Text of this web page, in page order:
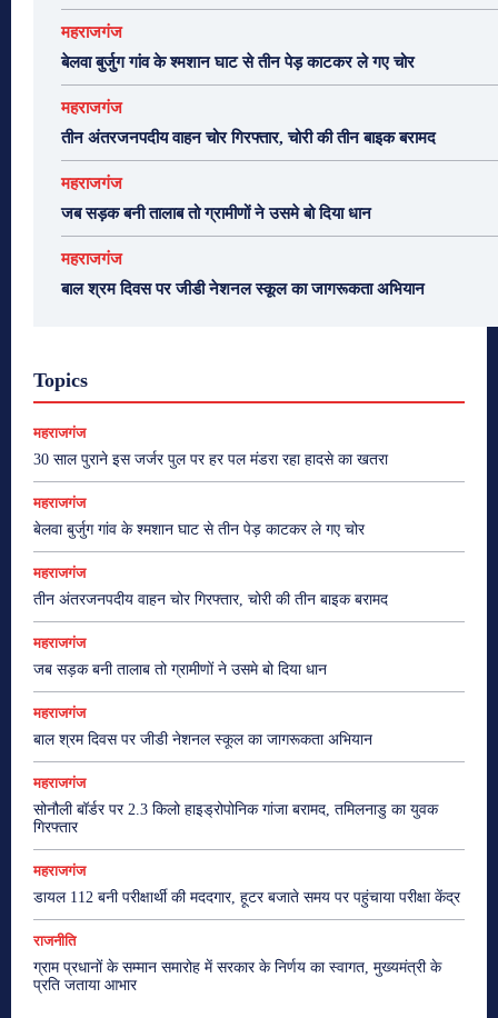
महराजगंज
बेलवा बुर्जुग गांव के श्मशान घाट से तीन पेड़ काटकर ले गए चोर
महराजगंज
तीन अंतरजनपदीय वाहन चोर गिरफ्तार, चोरी की तीन बाइक बरामद
महराजगंज
जब सड़क बनी तालाब तो ग्रामीणों ने उसमे बो दिया धान
महराजगंज
बाल श्रम दिवस पर जीडी नेशनल स्कूल का जागरूकता अभियान
Topics
महराजगंज
30 साल पुराने इस जर्जर पुल पर हर पल मंडरा रहा हादसे का खतरा
महराजगंज
बेलवा बुर्जुग गांव के श्मशान घाट से तीन पेड़ काटकर ले गए चोर
महराजगंज
तीन अंतरजनपदीय वाहन चोर गिरफ्तार, चोरी की तीन बाइक बरामद
महराजगंज
जब सड़क बनी तालाब तो ग्रामीणों ने उसमे बो दिया धान
महराजगंज
बाल श्रम दिवस पर जीडी नेशनल स्कूल का जागरूकता अभियान
महराजगंज
सोनौली बॉर्डर पर 2.3 किलो हाइड्रोपोनिक गांजा बरामद, तमिलनाडु का युवक
गिरफ्तार
महराजगंज
डायल 112 बनी परीक्षार्थी की मददगार, हूटर बजाते समय पर पहुंचाया परीक्षा केंद्र
राजनीति
ग्राम प्रधानों के सम्मान समारोह में सरकार के निर्णय का स्वागत, मुख्यमंत्री के
प्रति जताया आभार